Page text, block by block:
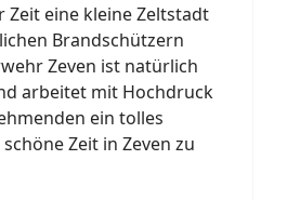
Zeit eine kleine Zeltstadt
Brandschützern
Zeven ist natürlich
arbeitet mit Hochdruck
ein tolles
Zeit in Zeven zu